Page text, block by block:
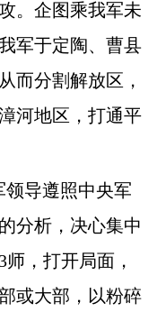
。企图乘我军未
军于定陶、曹县
而分割解放区，
河地区，打通平
领导遵照中央军
分析，决心集中
，打开局面，
或大部，以粉碎